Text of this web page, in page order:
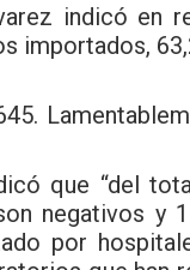
indicó en
importados,
que “del
negativos y
por